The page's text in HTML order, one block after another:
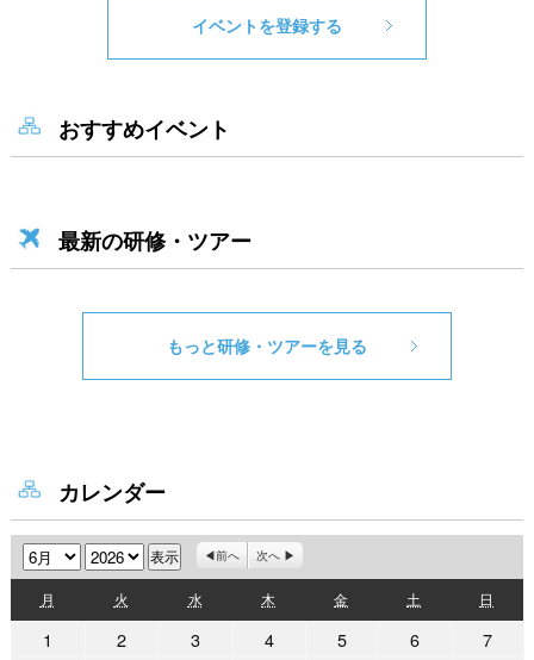
イベントを登録する
おすすめイベント
最新の研修・ツアー
もっと研修・ツアーを見る
カレンダー
月 年 前へ 次へ
月
曜
火
曜
水水
曜
木
曜
金金
曜
土
曜
日
曜
1 22026
32026
42026
52026
62026
72026